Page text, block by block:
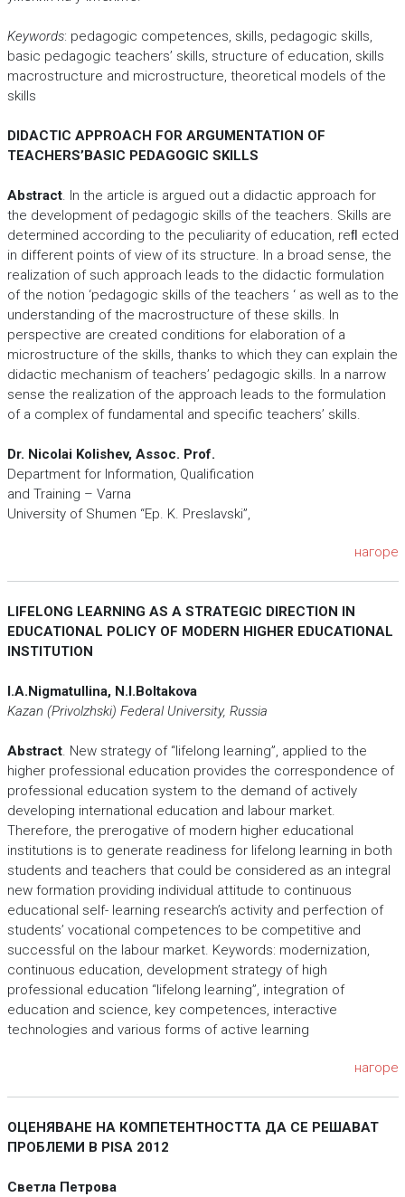
Keywords: pedagogic competences, skills, pedagogic skills,
basic pedagogic teachers’ skills, structure of education, skills
macrostructure and microstructure, theoretical models of the
skills
DIDACTIC APPROACH FOR ARGUMENTATION OF
TEACHERS’BASIC PEDAGOGIC SKILLS
Abstract. In the article is argued out a didactic approach for
the development of pedagogic skills of the teachers. Skills are
determined according to the peculiarity of education, reﬂ ected
in different points of view of its structure. In a broad sense, the
realization of such approach leads to the didactic formulation
of the notion ‘pedagogic skills of the teachers ‘ as well as to the
understanding of the macrostructure of these skills. In
perspective are created conditions for elaboration of a
microstructure of the skills, thanks to which they can explain the
didactic mechanism of teachers’ pedagogic skills. In a narrow
sense the realization of the approach leads to the formulation
of a complex of fundamental and specific teachers’ skills.
Dr. Nicolai Kolishev, Аssoc. Prof.
Department for Information, Qualification
and Training – Varna
University of Shumen “Ep. K. Preslavski”,
нагоре
LIFELONG LEARNING AS A STRATEGIC DIRECTION IN
EDUCATIONAL POLICY OF MODERN HIGHER EDUCATIONAL
INSTITUTION
I.A.Nigmatullina, N.I.Boltakova
Kazan (Privolzhski) Federal University, Russia
Abstract. New strategy of “lifelong learning”, applied to the
higher professional education provides the correspondence of
professional education system to the demand of actively
developing international education and labour market.
Therefore, the prerogative of modern higher educational
institutions is to generate readiness for lifelong learning in both
students and teachers that could be considered as an integral
new formation providing individual attitude to continuous
educational self- learning research’s activity and perfection of
students’ vocational competences to be competitive and
successful on the labour market. Keywords: modernization,
continuous education, development strategy of high
professional education “lifelong learning”, integration of
education and science, key competences, interactive
technologies and various forms of active learning
нагоре
ОЦЕНЯВАНЕ НА КОМПЕТЕНТНОСТТА ДА СЕ РЕШАВАТ
ПРОБЛЕМИ В PISA 2012
Светла Петрова